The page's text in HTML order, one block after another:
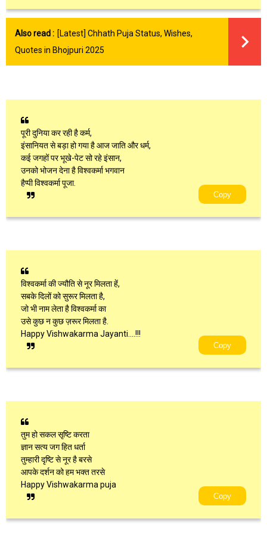
Also read : [Latest] Chhath Puja Status, Wishes,
Quotes in Bhojpuri 2025
पूरी दुनिया कर रही है कर्म,
इंसानियत से बड़ा हो गया है आज जाति और धर्म,
कई जगहों पर भूखे-पेट सो रहे इंसान,
उनको भोजन देना है विश्वकर्मा भगवान
हैप्पी विश्वकर्मा पूजा.
Copy
विश्वकर्मा की ज्यौति से नूर मिलता हें,
सबके दिलों को सुरूर मिलता है,
जो भी नाम लेता है विश्वकर्मा का
उसे कुछ न कुछ ज़रूर मिलता है.
Happy Vishwakarma Jayanti....!!!
Copy
तुम हो सकल सृष्टि करता
ज्ञान सत्य जग हित धर्ता
तुम्हारी दृष्टि से नूर है बरसे
आपके दर्शन को हम भक्त तरसे
Happy Vishwakarma puja
Copy